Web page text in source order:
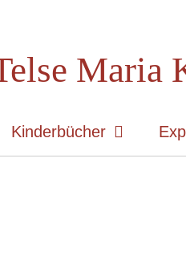
Maria
Kinderbücher